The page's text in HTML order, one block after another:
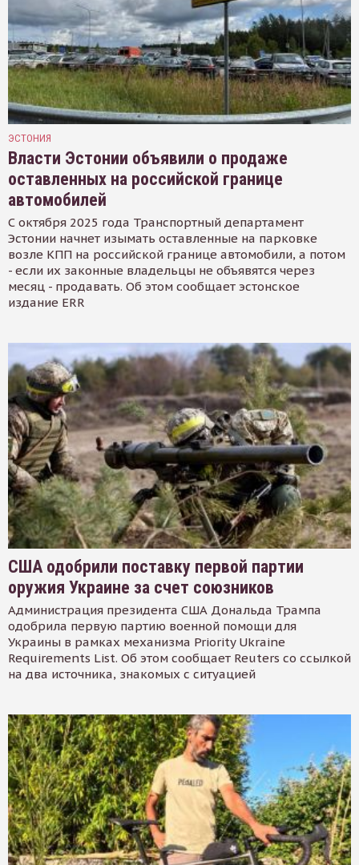
ЭСТОНИЯ
Власти Эстонии объявили о продаже
оставленных на российской границе
автомобилей
С октября 2025 года Транспортный департамент
Эстонии начнет изымать оставленные на парковке
возле КПП на российской границе автомобили, а потом
- если их законные владельцы не объявятся через
месяц - продавать. Об этом сообщает эстонское
издание ERR
США одобрили поставку первой партии
оружия Украине за счет союзников
Администрация президента США Дональда Трампа
одобрила первую партию военной помощи для
Украины в рамках механизма Priority Ukraine
Requirements List. Об этом сообщает Reuters со ссылкой
на два источника, знакомых с ситуацией